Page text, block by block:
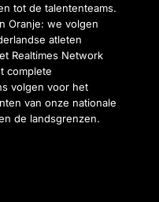
tot de talententeams.
Oranje: we volgen
atleten
Realtimes Network
complete
volgen voor het
van onze nationale
de landsgrenzen.